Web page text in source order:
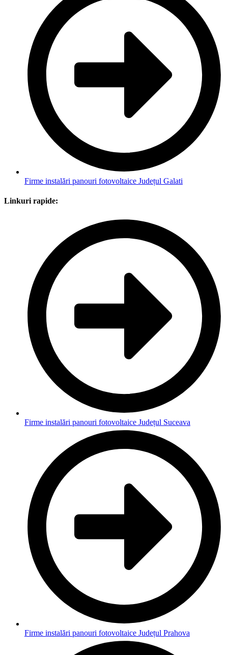
Firme instalări panouri fotovoltaice Județul Galati
Linkuri rapide:
Firme instalări panouri fotovoltaice Județul Suceava
Firme instalări panouri fotovoltaice Județul Prahova